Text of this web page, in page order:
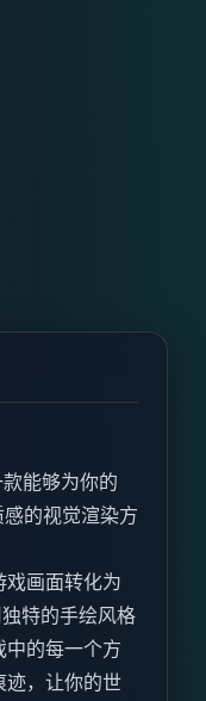
能够为你的
的视觉渲染方
画面转化为
特的手绘风格
的每一个方
迹，让你的世